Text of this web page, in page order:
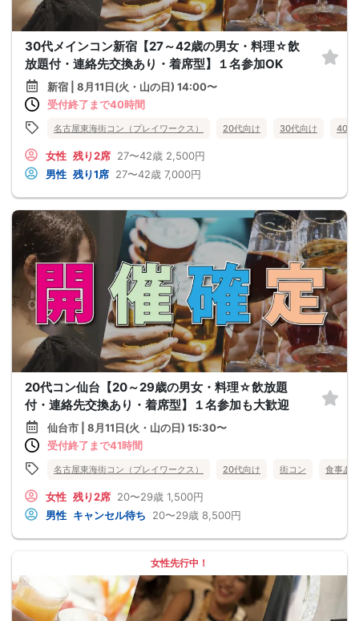
30代メインコン新宿【27～42歳の男女・料理☆飲
放題付・連絡先交換あり・着席型】１名参加OK
新宿 | 8月11日(火・山の日) 14:00〜
受付終了まで40時間
名古屋東海街コン（プレイワークス） 20代向け 30代向け 40代
女性 残り2席 27〜42歳 2,500円
男性 残り1席 27〜42歳 7,000円
20代コン仙台【20～29歳の男女・料理☆飲放題
付・連絡先交換あり・着席型】１名参加も大歓迎
仙台市 | 8月11日(火・山の日) 15:30〜
受付終了まで41時間
名古屋東海街コン（プレイワークス） 20代向け 街コン 食事あ
女性 残り2席 20〜29歳 1,500円
男性 キャンセル待ち 20〜29歳 8,500円
女性先行中！